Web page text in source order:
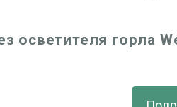
осветителя горла